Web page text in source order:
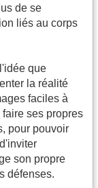
de se
liés au corps
que
la réalité
faciles à
ses propres
pour pouvoir
son propre
défenses.